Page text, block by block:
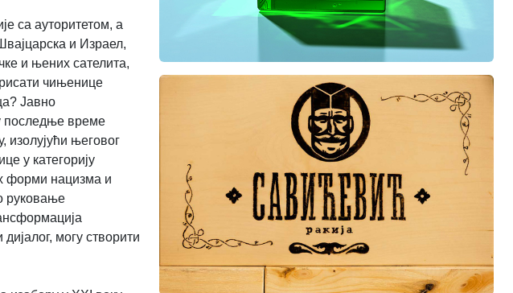
са ауторитетом, а
и Израел,
и њених сателита,
чињенице
Јавно
последње време
изолујући његовог
у категорију
форми нацизма и
руковање
могу створити